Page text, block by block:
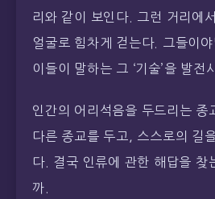
리와 같이 보인다. 그런 거리에
얼굴로 힘차게 걷는다. 그들이
이들이 말하는 그 ‘기술’을 발전
인간의 어리석음을 두드리는 종
다른 종교를 두고, 스스로의 길
다. 결국 인류에 관한 해답을 찾
까.